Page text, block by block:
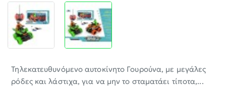
Τηλεκατευθυνόμενο αυτοκίνητο Γουρούνα, με μεγάλες
ρόδες και λάστιχα, για να μην το σταματάει τίποτα,...